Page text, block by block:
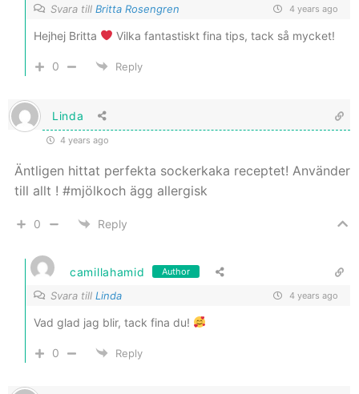
Svara till Britta Rosengren 4 years ago
Hejhej Britta Vilka fantastiskt fina tips, tack så mycket!
0 Reply
Linda
4 years ago
Äntligen hittat perfekta sockerkaka receptet! Använder
till allt ! #mjölkoch ägg allergisk
0 Reply
camillahamid Author
Svara till Linda 4 years ago
Vad glad jag blir, tack fina du!
0 Reply